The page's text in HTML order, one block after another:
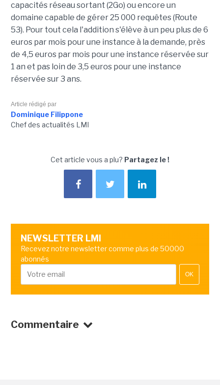
capacités réseau sortant (2Go) ou encore un
domaine capable de gérer 25 000 requêtes (Route
53). Pour tout cela l'addition s'élève à un peu plus de 6
euros par mois pour une instance à la demande, près
de 4,5 euros par mois pour une instance réservée sur
1 an et pas loin de 3,5 euros pour une instance
réservée sur 3 ans.
Article rédigé par
Dominique Filippone
Chef des actualités LMI
Cet article vous a plu? Partagez le !
NEWSLETTER LMI
Recevez notre newsletter comme plus de 50000
abonnés
OK
Commentaire